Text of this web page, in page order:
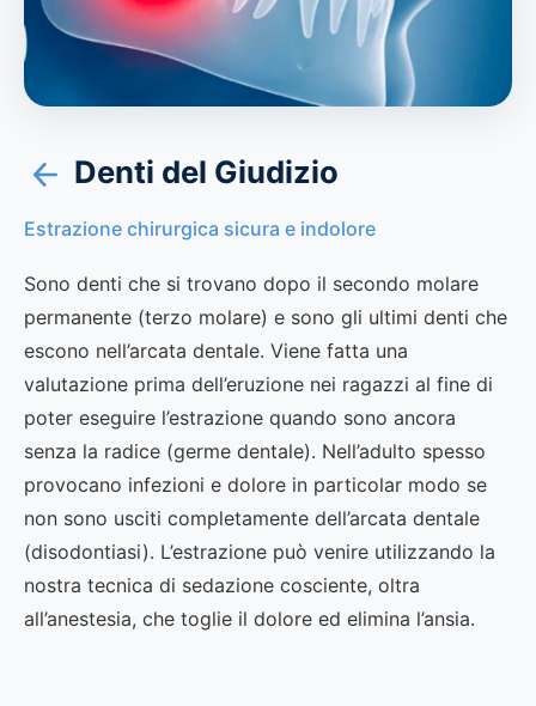
Denti del Giudizio
Estrazione chirurgica sicura e indolore
Sono denti che si trovano dopo il secondo molare
permanente (terzo molare) e sono gli ultimi denti che
escono nell’arcata dentale. Viene fatta una
valutazione prima dell’eruzione nei ragazzi al fine di
poter eseguire l’estrazione quando sono ancora
senza la radice (germe dentale). Nell’adulto spesso
provocano infezioni e dolore in particolar modo se
non sono usciti completamente dell’arcata dentale
(disodontiasi). L’estrazione può venire utilizzando la
nostra tecnica di sedazione cosciente, oltra
all’anestesia, che toglie il dolore ed elimina l’ansia.